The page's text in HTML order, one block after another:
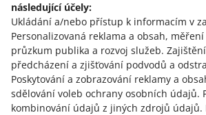
následující účely:
Ukládání a/nebo přístup k informacím v
Personalizovaná reklama a obsah,
průzkum publika a rozvoj služeb.
předcházení a zjišťování podvodů a
Poskytování a zobrazování reklamy a
sdělování voleb ochrany osobních údajů.
kombinování údajů z jiných zdrojů údajů.
27. července zavedeme změny na
prodeje
27. dubna 2026 v 10:36
Už teď se můžete dozvědět více o těchto
tom, jak mohou ovlivnit vaše skóre.
VIZ STARŠÍ